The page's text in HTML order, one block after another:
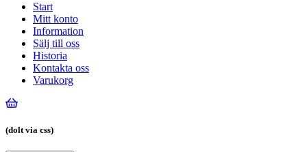
Start
Mitt konto
Information
Sälj till oss
Historia
Kontakta oss
Varukorg
(dolt via css)